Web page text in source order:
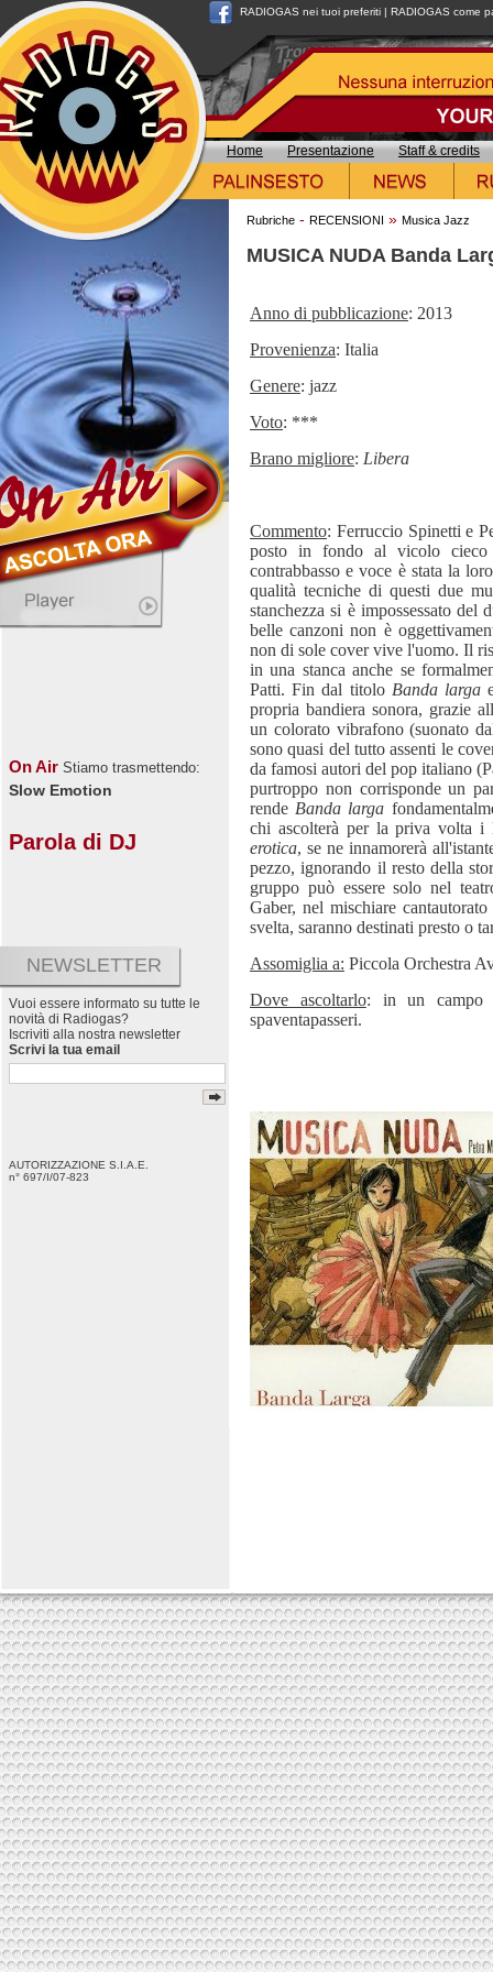
RADIOGAS nei tuoi preferiti | RADIOGAS come
Home Presentazione Staff & credits
On Air Stiamo trasmettendo:
Slow Emotion
Parola di DJ
NEWSLETTER
Vuoi essere informato su tutte le
novità di Radiogas?
Iscriviti alla nostra newsletter
Scrivi la tua email
AUTORIZZAZIONE S.I.A.E.
n° 697/I/07-823
Rubriche - RECENSIONI » Musica Jazz
MUSICA NUDA Banda
Anno di pubblicazione: 2013
Provenienza: Italia
Genere: jazz
Voto: ***
Brano migliore: Libera
Commento: Ferruccio Spinetti e
posto in fondo al vicolo
contrabbasso e voce è stata la
qualità tecniche di questi due
stanchezza si è impossessato del
belle canzoni non è
non di sole cover vive l'uomo. Il
in una stanca anche se
Patti. Fin dal titolo Banda larga
propria bandiera sonora, grazie
un colorato vibrafono (suonato
sono quasi del tutto assenti le
da famosi autori del pop italiano
purtroppo non corrisponde un
rende Banda larga
chi ascolterà per la priva volta
erotica, se ne innamorerà
pezzo, ignorando il resto della
gruppo può essere solo nel
Gaber, nel mischiare
svelta, saranno destinati presto o
Assomiglia a: Piccola Orchestra
Dove ascoltarlo: in un campo
spaventapasseri.